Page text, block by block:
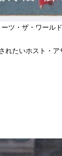
ツ・ザ・ワール
たいホスト・ア